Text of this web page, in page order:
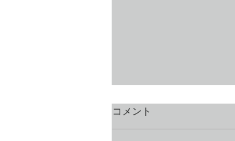
コメント